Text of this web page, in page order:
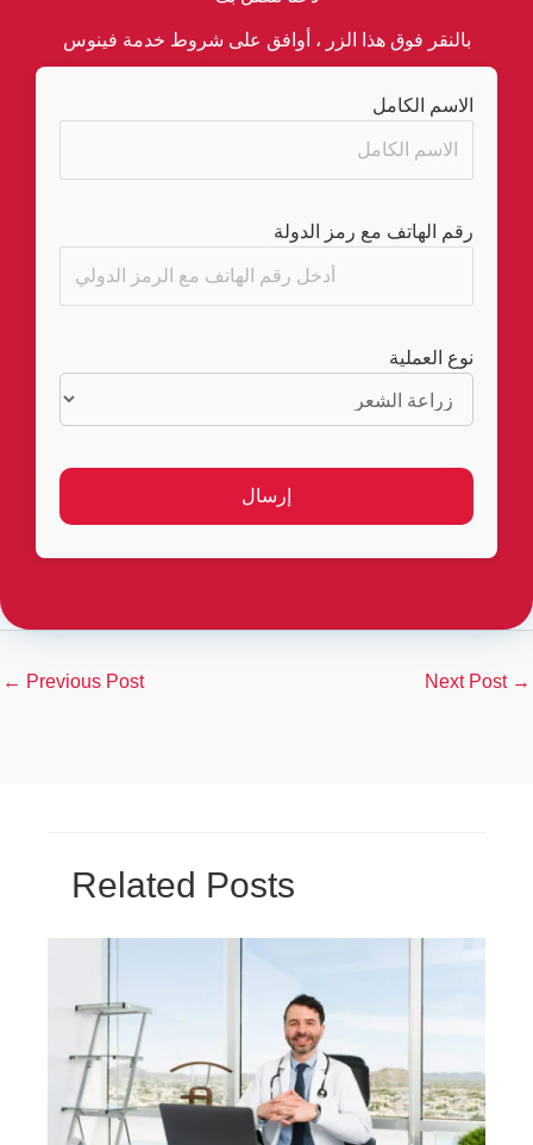
بالنقر فوق هذا الزر ، أوافق على شروط خدمة فينوس
الاسم الكامل
رقم الهاتف مع رمز الدولة
نوع العملية
← Previous Post Next Post →
Related Posts